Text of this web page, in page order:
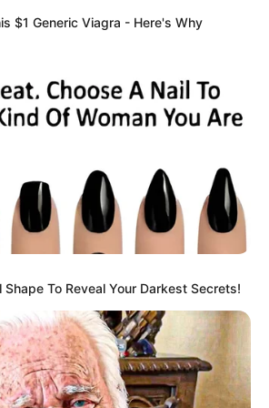
und Tourist Information Konsta
buchen
$1 Generic Viagra - Here's Why
Shape To Reveal Your Darkest Secrets!